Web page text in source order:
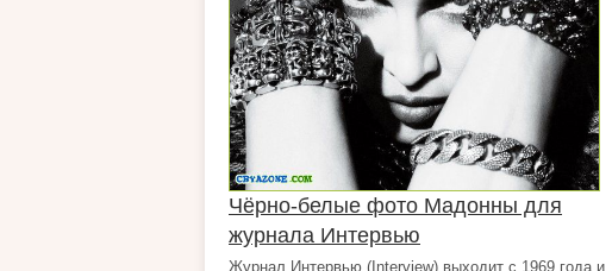
Чёрно-белые фото Мадонны для
журнала Интервью
Журнал Интервью (Interview) выходит с 1969 года и